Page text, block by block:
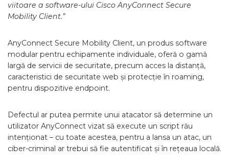
viitoare a software-ului Cisco AnyConnect Secure
Mobility Client.”
AnyConnect Secure Mobility Client, un produs software
modular pentru echipamente individuale, oferă o gamă
largă de servicii de securitate, precum acces la distanță,
caracteristici de securitate web și protecție în roaming,
pentru dispozitive endpoint.
Defectul ar putea permite unui atacator să determine un
utilizator AnyConnect vizat să execute un script rău
intenționat – cu toate acestea, pentru a lansa un atac, un
ciber-criminal ar trebui să fie autentificat și în rețeaua locală.